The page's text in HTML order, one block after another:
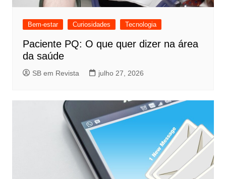
Bem-estar Curiosidades Tecnologia
Paciente PQ: O que quer dizer na área
da saúde
SB em Revista julho 27, 2026